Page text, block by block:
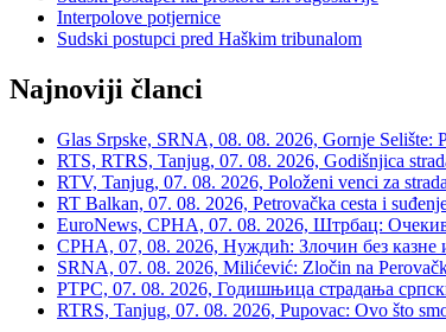
Interpolove potjernice
Sudski postupci pred Haškim tribunalom
Najnoviji članci
Glas Srpske, SRNA, 08. 08. 2026, Gornje Selište:
RTS, RTRS, Tanjug, 07. 08. 2026, Godišnjica
RTV, Tanjug, 07. 08. 2026, Položeni venci za
RT Balkan, 07. 08. 2026, Petrovačka cesta i
EuroNews, СРНА, 07. 08. 2026, Штрбац:
СРНА, 07, 08. 2026, Нуждић: Злочин без казне
SRNA, 07. 08. 2026, Milićević: Zločin na
РТРС, 07. 08. 2026, Годишњица страдања
RTRS, Tanjug, 07. 08. 2026, Pupovac: Ovo što